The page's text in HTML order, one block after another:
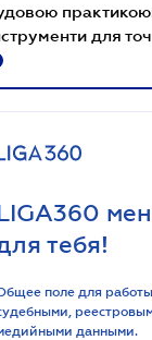
для
тебя!
поле для
данными.